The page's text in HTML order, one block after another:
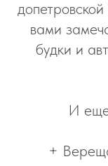
вами
будки и
И
+